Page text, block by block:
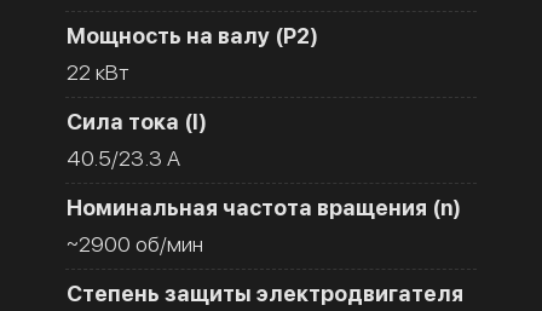
Мощность на валу (Р2)
22 кВт
Сила тока (I)
40.5/23.3 A
Номинальная частота вращения (n)
~2900 об/мин
Степень защиты электродвигателя